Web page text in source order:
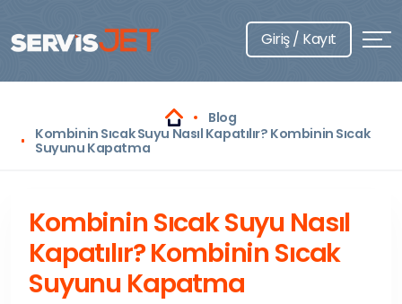
Giriş / Kayıt
Blog
Kombinin Sıcak Suyu Nasıl Kapatılır? Kombinin Sıcak
Suyunu Kapatma
Kombinin Sıcak Suyu Nasıl
Kapatılır? Kombinin Sıcak
Suyunu Kapatma